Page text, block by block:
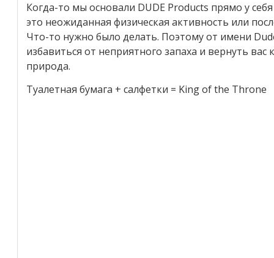
Когда-то мы основали DUDE Products прямо у
это неожиданная физическая активность или
Что-то нужно было делать. Поэтому от имени
избавиться от неприятного запаха и вернуть
природа.
Туалетная бумага + салфетки = King of the Throne